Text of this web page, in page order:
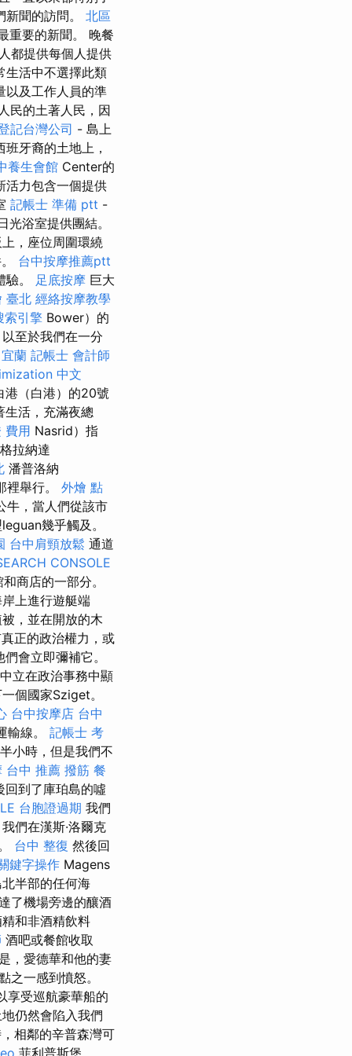
聞的訪問。 北區
重要的新聞。 晚餐
都提供每個人提供
活中不選擇此類
以及工作人員的準
民的土著人民，因
記台灣公司 - 島上
牙裔的土地上，
養生會館 Center的
力包含一個提供
記帳士 準備 ptt -
浴室提供團結。
，座位周圍環繞
台中按摩推薦ptt
。 足底按摩 巨大
臺北 經絡按摩教學
索引擎 Bower）的
至於我們在一分
蘭 記帳士 會計師
中文
（白港）的20號
活，充滿夜總
費用 Nasrid）指
拉納達
潘普洛納
舉行。 外燴 點
，當人們從該市
幾乎觸及。
台中肩頸放鬆 通道
CONSOLE
商店的一部分。
上進行遊艇端
，並在開放的木
正的政治權力，或
會立即彌補它。
立在政治事務中顯
個國家Sziget。
台中按摩店 台中
線。 記帳士 考
小時，但是我們不
台中 推薦 撥筋 餐
到了庫珀島的噓
台胞證過期 我們
們在漢斯·洛爾克
台中 整復 然後回
鍵字操作 Magens
半部的任何海
了機場旁邊的釀酒
和非酒精飲料
酒吧或餐館收取
，愛德華和他的妻
一感到憤怒。
享受巡航豪華船的
仍然會陷入我們
相鄰的辛普森灣可
菲利普斯堡